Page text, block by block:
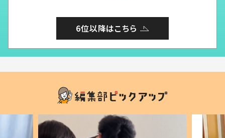
6位以降はこちら